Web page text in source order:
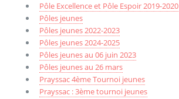
Pôle Excellence et Pôle Espoir 2019-2020
Pôles jeunes
Pôles jeunes 2022-2023
Pôles jeunes 2024-2025
Pôles jeunes au 06 juin 2023
Pôles jeunes au 26 mars
Prayssac 4ème Tournoi jeunes
Prayssac : 3ème tournoi jeunes